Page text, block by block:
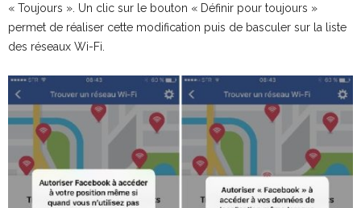
« Toujours ». Un clic sur le bouton « Définir pour toujours »
permet de réaliser cette modification puis de basculer sur la liste
des réseaux Wi-Fi.